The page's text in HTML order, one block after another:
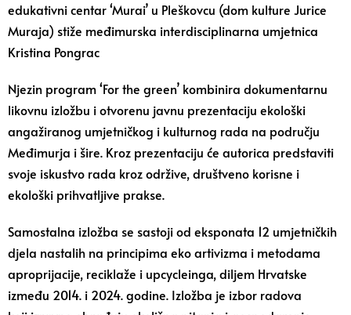
edukativni centar ‘Murai’ u Pleškovcu (dom kulture Jurice
Muraja) stiže međimurska interdisciplinarna umjetnica
Kristina Pongrac
Njezin program ‘For the green’ kombinira dokumentarnu
likovnu izložbu i otvorenu javnu prezentaciju ekološki
angažiranog umjetničkog i kulturnog rada na području
Međimurja i šire. Kroz prezentaciju će autorica predstaviti
svoje iskustvo rada kroz održive, društveno korisne i
ekološki prihvatljive prakse.
Samostalna izložba se sastoji od eksponata 12 umjetničkih
djela nastalih na principima eko artivizma i metodama
aproprijacije, reciklaže i upcycleinga, diljem Hrvatske
između 2014. i 2024. godine. Izložba je izbor radova